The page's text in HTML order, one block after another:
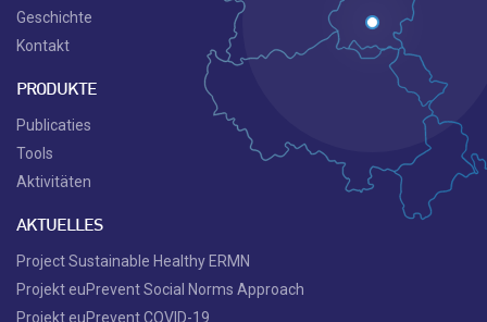
Geschichte
Kontakt
PRODUKTE
Publicaties
Tools
Aktivitäten
AKTUELLES
Project Sustainable Healthy ERMN
Projekt euPrevent Social Norms Approach
Projekt euPrevent COVID-19